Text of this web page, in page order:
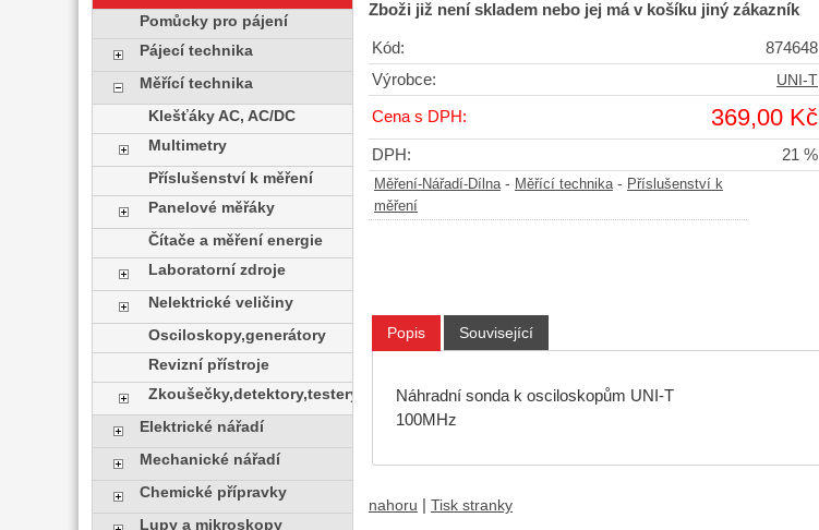
Zboži již není skladem nebo jej má v košíku jiný zákazník
Kód:
874648
Výrobce:
UNI-T
Cena s DPH: 369,00 Kč
DPH: 21 %
Měření-Nářadí-Dílna- Měřící technika- Příslušenství k
měření
Popis Související
Náhradní sonda k osciloskopům UNI-T
100MHz
nahoru Tisk stranky
Pomůcky pro pájení
Pájecí technika
Měřící technika
Klešťáky AC, AC/DC
Multimetry
Příslušenství k měření
Panelové měřáky
Čítače a měření energie
Laboratorní zdroje
Nelektrické veličiny
Osciloskopy,generátory
Revizní přístroje
Zkoušečky,detektory,testery
Elektrické nářadí
Mechanické nářadí
Chemické přípravky
Lupy a mikroskopy